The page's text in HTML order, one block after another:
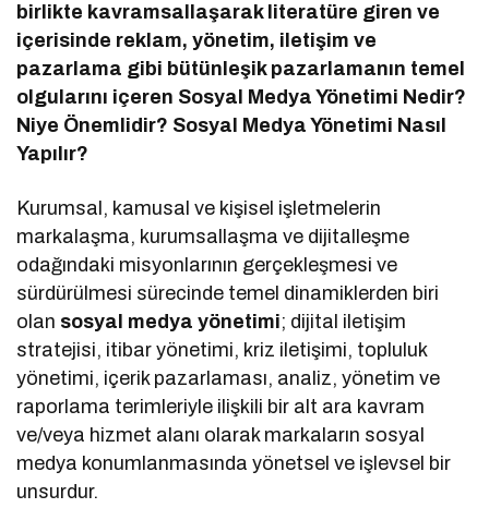
birlikte kavramsallaşarak literatüre giren ve
içerisinde reklam, yönetim, iletişim ve
pazarlama gibi bütünleşik pazarlamanın temel
olgularını içeren Sosyal Medya Yönetimi Nedir?
Niye Önemlidir? Sosyal Medya Yönetimi Nasıl
Yapılır?
Kurumsal, kamusal ve kişisel işletmelerin
markalaşma, kurumsallaşma ve dijitalleşme
odağındaki misyonlarının gerçekleşmesi ve
sürdürülmesi sürecinde temel dinamiklerden biri
olan sosyal medya yönetimi; dijital iletişim
stratejisi, itibar yönetimi, kriz iletişimi, topluluk
yönetimi, içerik pazarlaması, analiz, yönetim ve
raporlama terimleriyle ilişkili bir alt ara kavram
ve/veya hizmet alanı olarak markaların sosyal
medya konumlanmasında yönetsel ve işlevsel bir
unsurdur.